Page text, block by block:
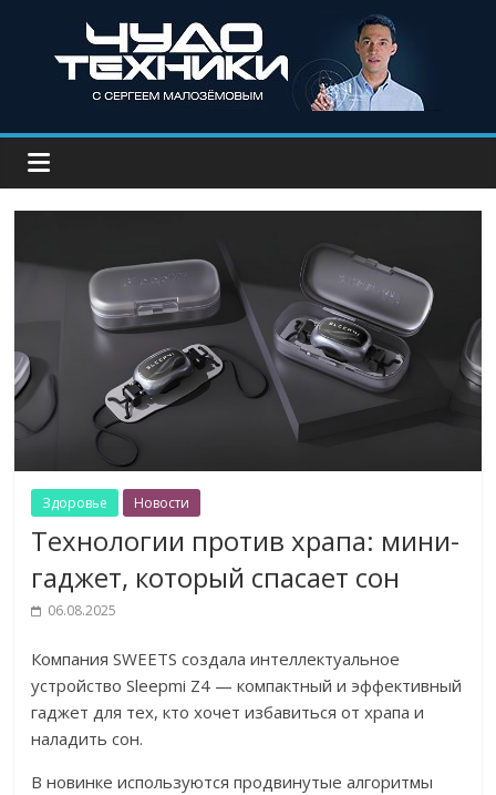
Здоровье Новости
Технологии против храпа: мини-
гаджет, который спасает сон
06.08.2025
Компания SWEETS создала интеллектуальное
устройство Sleepmi Z4 — компактный и эффективный
гаджет для тех, кто хочет избавиться от храпа и
наладить сон.
В новинке используются продвинутые алгоритмы